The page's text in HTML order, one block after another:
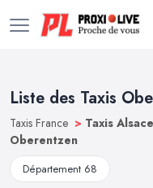
Liste des Taxis
Taxis France > Taxis Alsace
Oberentzen
Département 68